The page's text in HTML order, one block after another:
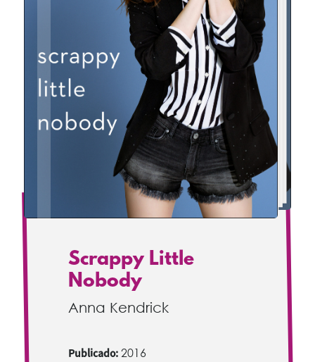
Scrappy Little
Nobody
Anna Kendrick
Publicado:2016